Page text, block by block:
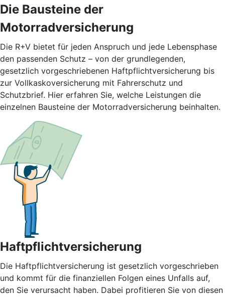
Die Bausteine der
Motorradversicherung
Die R+V bietet für jeden Anspruch und jede Lebensphase
den passenden Schutz – von der grundlegenden,
gesetzlich vorgeschriebenen Haftpflichtversicherung bis
zur Vollkaskoversicherung mit Fahrerschutz und
Schutzbrief. Hier erfahren Sie, welche Leistungen die
einzelnen Bausteine der Motorradversicherung beinhalten.
Haftpflichtversicherung
Die Haftpflichtversicherung ist gesetzlich vorgeschrieben
und kommt für die finanziellen Folgen eines Unfalls auf,
den Sie verursacht haben. Dabei profitieren Sie von diesen